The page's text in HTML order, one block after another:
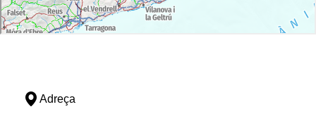
Adreça